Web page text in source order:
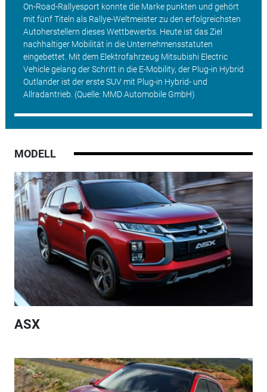
On-Road-Rallyesport konnte die Marke punkten und gehört
mit fünf Titeln als Rallye-Weltmeister zu den erfolgreichsten
Autoherstellern dieses Wettbewerbs. Heute ist das Ziel
nachhaltiger Mobilität in die Unternehmensstatuten
eingebettet. Mit dem Elektrofahrzeug Mitsubishi Electric
Vehicle gelang der Schritt in die E-Mobility, der Plug-in Hybrid
Outlander ist der erste SUV mit Plug-in Hybrid- und
Allradantrieb. (Quelle: MMD Automobile GmbH)
MODELL
ASX